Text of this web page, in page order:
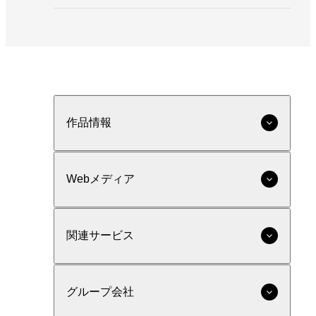
作品情報
Webメディア
関連サービス
グループ会社